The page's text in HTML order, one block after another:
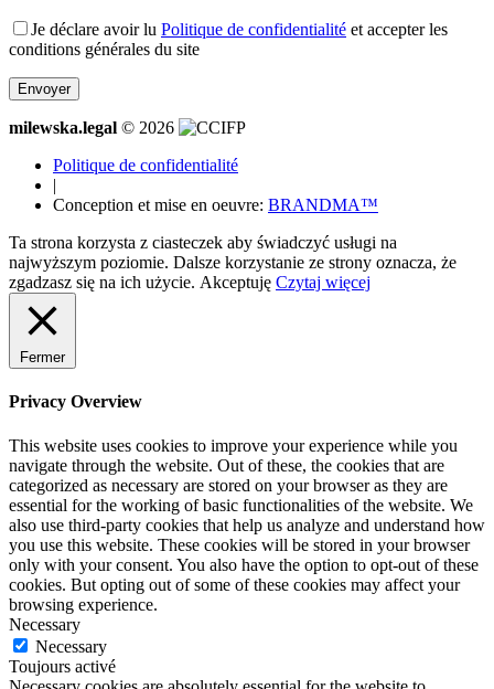
Je déclare avoir lu Politique de confidentialité et accepter les
conditions générales du site
milewska.legal © 2026
Politique de confidentialité
|
Conception et mise en oeuvre: BRANDMA™
Ta strona korzysta z ciasteczek aby świadczyć usługi na
najwyższym poziomie. Dalsze korzystanie ze strony oznacza, że
zgadzasz się na ich użycie. Akceptuję Czytaj więcej
Fermer
Privacy Overview
This website uses cookies to improve your experience while you
navigate through the website. Out of these, the cookies that are
categorized as necessary are stored on your browser as they are
essential for the working of basic functionalities of the website. We
also use third-party cookies that help us analyze and understand how
you use this website. These cookies will be stored in your browser
only with your consent. You also have the option to opt-out of these
cookies. But opting out of some of these cookies may affect your
browsing experience.
Necessary
Necessary
Toujours activé